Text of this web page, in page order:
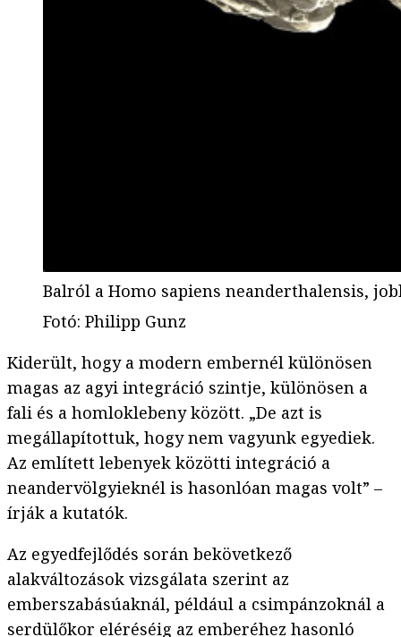
Balról a Homo sapiens neanderthalensis,
Fotó: Philipp Gunz
Kiderült, hogy a modern embernél különösen
magas az agyi integráció szintje, különösen a
fali és a homloklebeny között. „De azt is
megállapítottuk, hogy nem vagyunk egyediek.
Az említett lebenyek közötti integráció a
neandervölgyieknél is hasonlóan magas volt” –
írják a kutatók.
Az egyedfejlődés során bekövetkező
alakváltozások vizsgálata szerint az
emberszabásúaknál, például a csimpánzoknál a
serdülőkor eléréséig az emberéhez hasonló